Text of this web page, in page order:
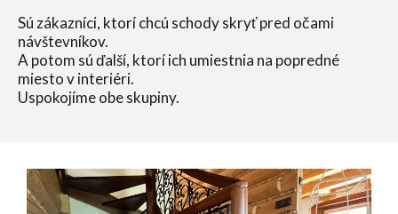
Sú zákazníci, ktorí chcú schody skryť pred očami
návštevníkov.
A potom sú ďalší, ktorí ich umiestnia na popredné
miesto v interiéri.
Uspokojíme obe skupiny.